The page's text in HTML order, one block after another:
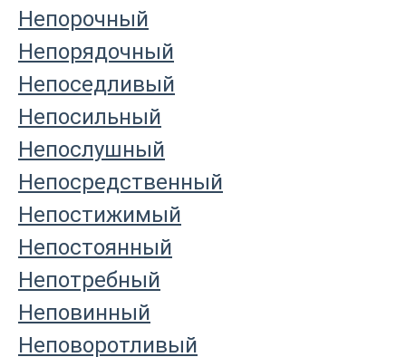
Непорочный
Непорядочный
Непоседливый
Непосильный
Непослушный
Непосредственный
Непостижимый
Непостоянный
Непотребный
Неповинный
Неповоротливый